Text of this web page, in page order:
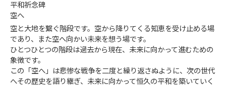
平和祈念碑
空へ
空と大地を繋ぐ階段です。空から降りてくる知恵を受け止める場
であり、また空へ向かい未来を想う場です。
ひとつひとつの階段は過去から現在、未来に向かって進むための
象徴です。
この「空へ」は悲惨な戦争を二度と繰り返さぬように、次の世代
へその歴史を語り継ぎ、未来に向かって恒久の平和を築いていく